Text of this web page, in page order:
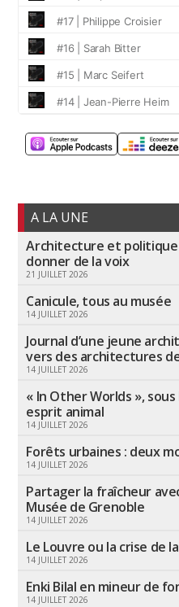
A LA UNE
Architecture et
donner de la voix
21 JUILLET 2026
Canicule, tous au musée
14 JUILLET 2026
Journal d’une jeune
vers des architectures
14 JUILLET 2026
« In Other Worlds »,
esprit animal
14 JUILLET 2026
Forêts urbaines : deux
14 JUILLET 2026
Partager la fraîcheur
Musée de Grenoble
14 JUILLET 2026
Le Louvre ou la crise de
14 JUILLET 2026
Enki Bilal en mineur de
14 JUILLET 2026